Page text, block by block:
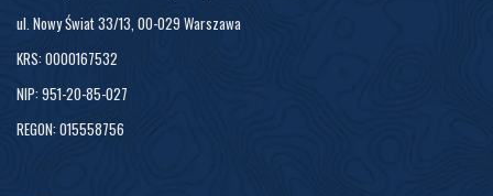
ul. Nowy Świat 33/13, 00-029 Warszawa
KRS: 0000167532
NIP: 951-20-85-027
REGON: 015558756